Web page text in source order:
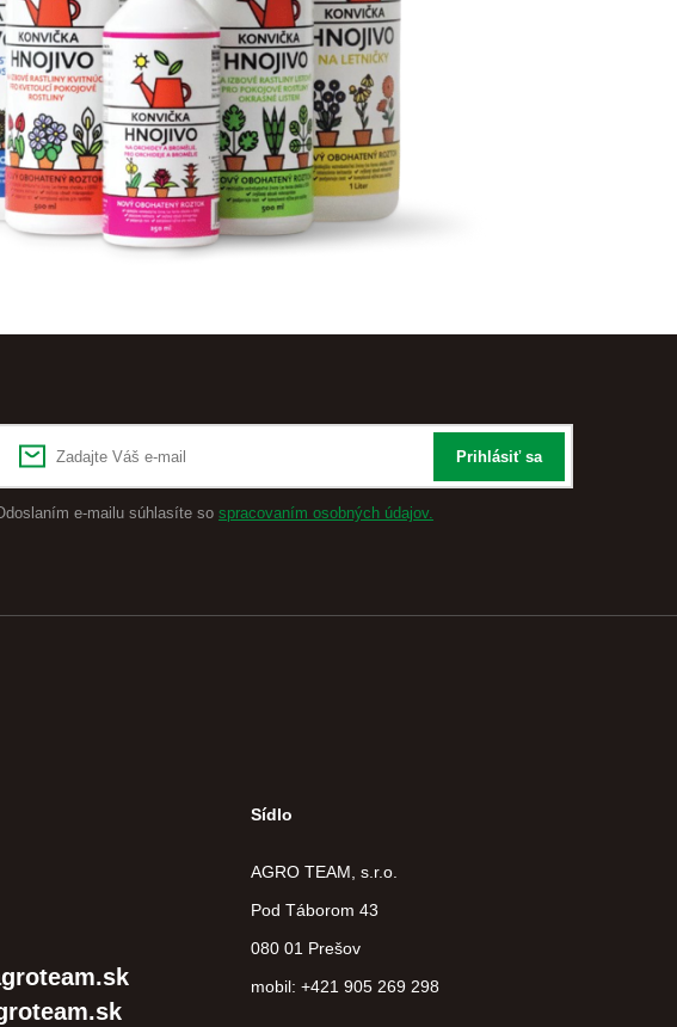
Prihlásiť sa
e-mailu súhlasíte so spracovaním osobných údajov.
Sídlo
AGRO TEAM, s.r.o.
Pod Táborom 43
080 01 Prešov
mobil: +421 905 269 298